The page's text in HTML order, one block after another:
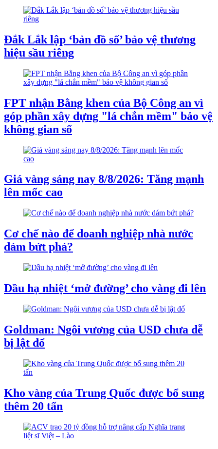
Đắk Lắk lập ‘bản đồ số’ bảo vệ thương
hiệu sầu riêng
FPT nhận Bằng khen của Bộ Công an vì
góp phần xây dựng "lá chắn mềm" bảo vệ
không gian số
Giá vàng sáng nay 8/8/2026: Tăng mạnh
lên mốc cao
Cơ chế nào để doanh nghiệp nhà nước
dám bứt phá?
Dầu hạ nhiệt ‘mở đường’ cho vàng đi lên
Goldman: Ngôi vương của USD chưa dễ
bị lật đổ
Kho vàng của Trung Quốc được bổ sung
thêm 20 tấn